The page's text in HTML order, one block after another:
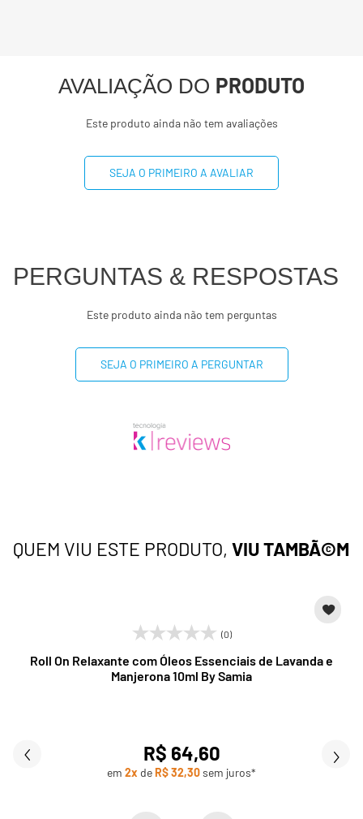
AVALIAÇÃO DO PRODUTO
Este produto ainda não tem avaliações
SEJA O PRIMEIRO A AVALIAR
PERGUNTAS & RESPOSTAS
Este produto ainda não tem perguntas
SEJA O PRIMEIRO A PERGUNTAR
QUEM VIU ESTE PRODUTO, VIU TAMBÃ©M
(0)
Roll On Relaxante com Óleos Essenciais de Lavanda e
Manjerona 10ml By Samia
R$ 64,60
em 2x deR$ 32,30sem juros*